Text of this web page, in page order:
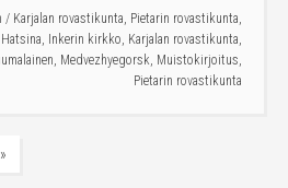
/ Karjalan rovastikunta, Pietarin rovastikunta,
Hatsina, Inkerin kirkko, Karjalan rovastikunta,
, Medvezhyegorsk, Muistokirjoitus,
Pietarin rovastikunta